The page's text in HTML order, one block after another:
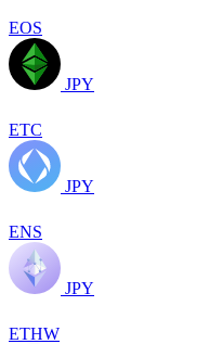
EOS
JPY
ETC
JPY
ENS
JPY
ETHW